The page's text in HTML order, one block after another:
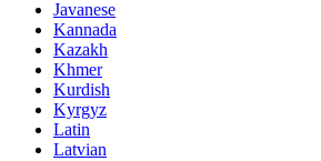
Javanese
Kannada
Kazakh
Khmer
Kurdish
Kyrgyz
Latin
Latvian